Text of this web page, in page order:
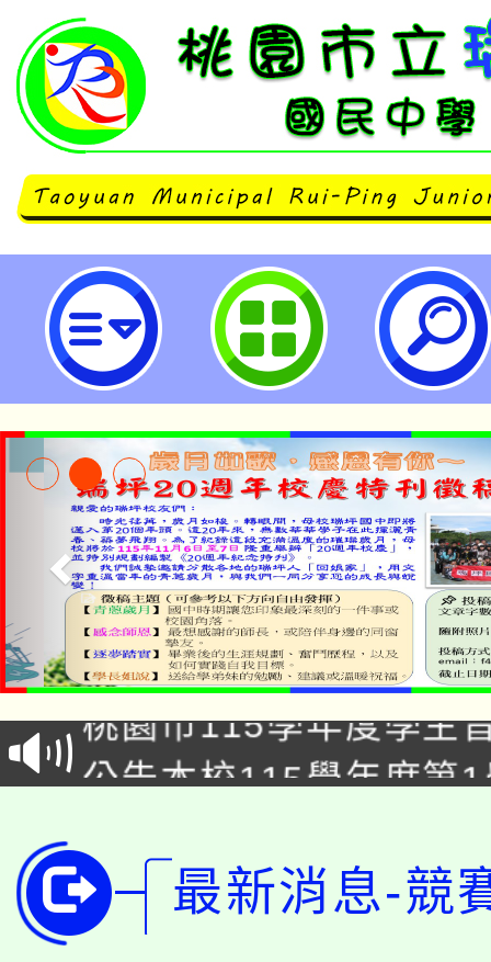
主旨：函轉桃園市童軍會參加日本
「2025年淡路島露營活動」一案
團員踴躍報名參加，請查照。-桃
學
「2026金融保險知識
車」活動
生本土語及新住民語歌
公告本校115學年度第
代理(課)教師甄選結果(
轉知中國文化大學推廣
《TA101》溝通分析基
轉知苗栗縣政府辦理
最新消息-競